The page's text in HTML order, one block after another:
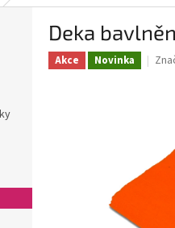
Deka
Akce Novinka